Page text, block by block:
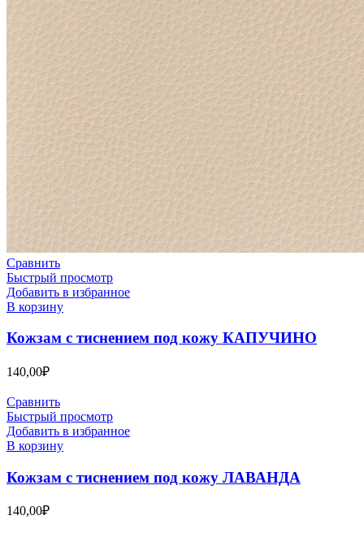
Сравнить
Быстрый просмотр
Добавить в избранное
В корзину
Кожзам с тиснением под кожу КАПУЧИНО
140,00₽
Сравнить
Быстрый просмотр
Добавить в избранное
В корзину
Кожзам с тиснением под кожу ЛАВАНДА
140,00₽